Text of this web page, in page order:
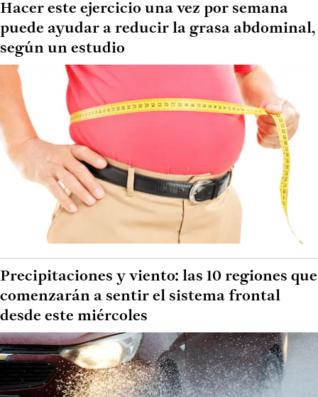
Hacer este ejercicio una vez por semana
puede ayudar a reducir la grasa abdominal,
según un estudio
Precipitaciones y viento: las 10 regiones que
comenzarán a sentir el sistema frontal
desde este miércoles